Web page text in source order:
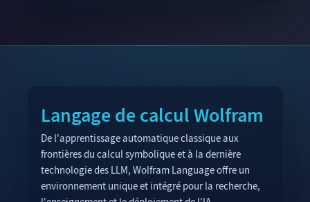
Langage de calcul Wolfram
De l'apprentissage automatique classique aux
frontières du calcul symbolique et à la dernière
technologie des LLM, Wolfram Language offre un
environnement unique et intégré pour la recherche,